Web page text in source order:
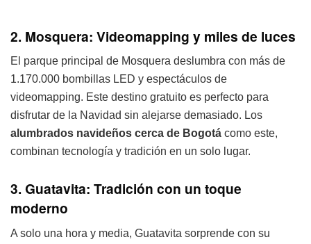
2. Mosquera: Videomapping y miles de luces
El parque principal de Mosquera deslumbra con más de
1.170.000 bombillas LED y espectáculos de
videomapping. Este destino gratuito es perfecto para
disfrutar de la Navidad sin alejarse demasiado. Los
alumbrados navideños cerca de Bogotá como este,
combinan tecnología y tradición en un solo lugar.
3. Guatavita: Tradición con un toque
moderno
A solo una hora y media, Guatavita sorprende con su